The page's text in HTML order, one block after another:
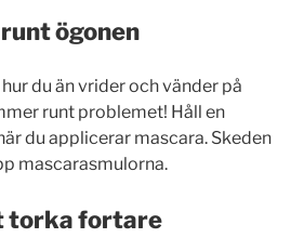
ögonen
du än vrider och vänder på
runt problemet! Håll en
du applicerar mascara. Skeden
mascarasmulorna.
torka fortare